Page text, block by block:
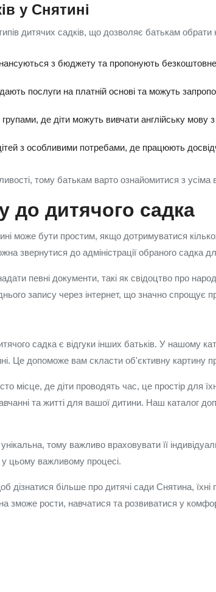
у Снятині
дитячих садків, що дозволяє батькам обрати
з бюджету та пропонують
послуги на платній основі та можуть
де діти можуть вивчати англійську мову з
з особливими потребами, де працюють
тому батькам варто ознайомитися з
до дитячого садка
може бути простим, якщо дотримуватися
звернутися до адміністрації обраного садка
певні документи, такі як свідоцтво про
запису через інтернет, що значно спрощує
садка є відгуки інших батьків. У нашому
Це допоможе вам скласти об'єктивну картину
місце, де діти проводять час, це простір для
та житті для вашої дитини. Наш каталог
тому важливо враховувати її
цьому важливому процесі.
дізнатися більше про дитячі сади Снятина,
зможе рости, навчатися та розвиватися у